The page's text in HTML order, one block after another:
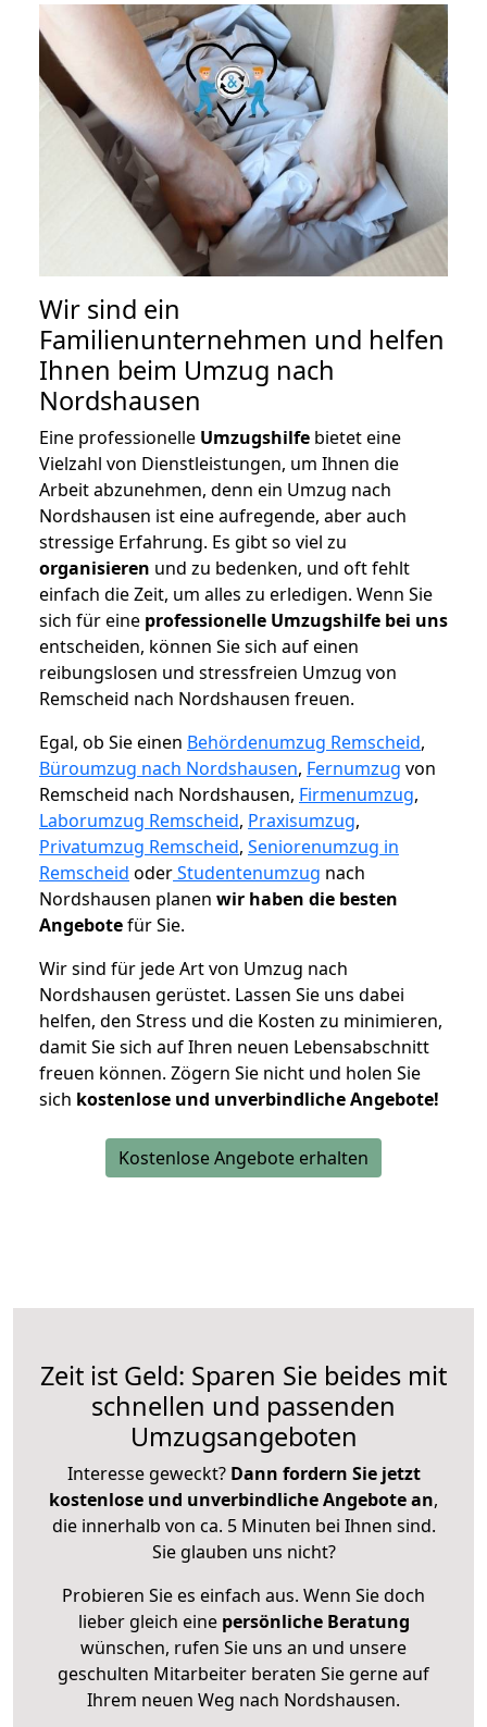
Wir sind ein
Familienunternehmen und helfen
Ihnen beim Umzug nach
Nordshausen
Eine professionelle Umzugshilfe bietet eine
Vielzahl von Dienstleistungen, um Ihnen die
Arbeit abzunehmen, denn ein Umzug nach
Nordshausen ist eine aufregende, aber auch
stressige Erfahrung. Es gibt so viel zu
organisieren und zu bedenken, und oft fehlt
einfach die Zeit, um alles zu erledigen. Wenn Sie
sich für eine professionelle Umzugshilfe bei uns
entscheiden, können Sie sich auf einen
reibungslosen und stressfreien Umzug von
Remscheid nach Nordshausen freuen.
Egal, ob Sie einen Behördenumzug Remscheid,
Büroumzug nach Nordshausen, Fernumzug von
Remscheid nach Nordshausen, Firmenumzug,
Laborumzug Remscheid, Praxisumzug,
Privatumzug Remscheid, Seniorenumzug in
Remscheid oderStudentenumzug nach
Nordshausen planen wir haben die besten
Angebotefür Sie.
Wir sind für jede Art von Umzug nach
Nordshausen gerüstet. Lassen Sie uns dabei
helfen, den Stress und die Kosten zu minimieren,
damit Sie sich auf Ihren neuen Lebensabschnitt
freuen können. Zögern Sie nicht und holen Sie
sich kostenlose und unverbindliche Angebote!
Kostenlose Angebote erhalten
Zeit ist Geld: Sparen Sie beides mit
schnellen und passenden
Umzugsangeboten
Interesse geweckt? Dann fordern Sie jetzt
kostenlose und unverbindliche Angebote an,
die innerhalb von ca. 5 Minuten bei Ihnen sind.
Sie glauben uns nicht?
Probieren Sie es einfach aus. Wenn Sie doch
lieber gleich eine persönliche Beratung
wünschen, rufen Sie uns an und unsere
geschulten Mitarbeiter beraten Sie gerne auf
Ihrem neuen Weg nach Nordshausen.